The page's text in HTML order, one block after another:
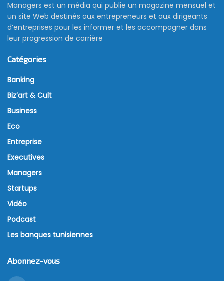
Managers est un média qui publie un magazine mensuel et
un site Web destinés aux entrepreneurs et aux dirigeants
d’entreprises pour les informer et les accompagner dans
leur progression de carrière
Catégories
Banking
Biz’art & Cult
Business
Eco
Entreprise
Executives
Managers
Startups
Vidéo
Podcast
Les banques tunisiennes
Abonnez-vous